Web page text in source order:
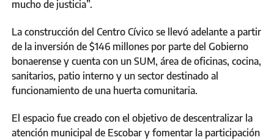
mucho de justicia”.
La construcción del Centro Cívico se llevó adelante a partir
de la inversión de $146 millones por parte del Gobierno
bonaerense y cuenta con un SUM, área de oficinas, cocina,
sanitarios, patio interno y un sector destinado al
funcionamiento de una huerta comunitaria.
El espacio fue creado con el objetivo de descentralizar la
atención municipal de Escobar y fomentar la participación